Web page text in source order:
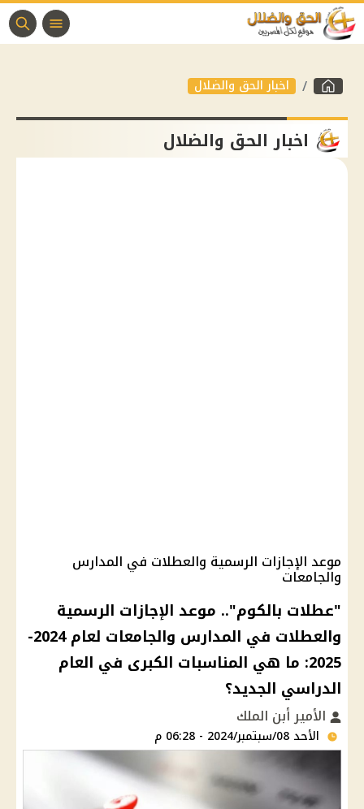
اخبار الحق والضلال
اخبار الحق والضلال
موعد الإجازات الرسمية والعطلات في المدارس
والجامعات
"عطلات بالكوم".. موعد الإجازات الرسمية
والعطلات في المدارس والجامعات لعام 2024-
2025: ما هي المناسبات الكبرى في العام
الدراسي الجديد؟
الأمير أبن الملك
الأحد 08/سبتمبر/2024 - 06:28 م